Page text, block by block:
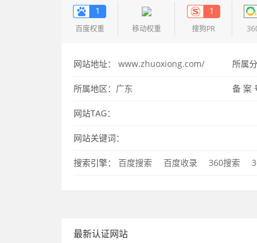
频、货架
1
百度权重 移动权重
1
搜狗PR
网站地址： www.zhuoxiong.com/ 所属
所属地区： 广东 备 案
网站TAG：
网站关键词：
搜索引擎： 百度搜索 百度收录 360搜索
最新认证网站